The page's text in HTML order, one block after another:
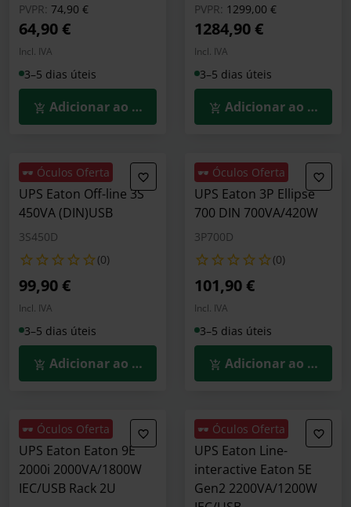
PVPR: Preço reduzido de
74,90 €para
64,90 €
Incl. IVA
3–5 dias úteis
Adicionar ao Carrinho
PVPR: Preço reduzido de
1299,00 €para
1284,90 €
Incl. IVA
3–5 dias úteis
Adicionar ao
🕶️ Óculos Oferta
UPS Eaton Off-line 3S
450VA (DIN)USB
3S450D
(0)
99,90 €
Incl. IVA
3–5 dias úteis
Adicionar ao Carrinho
🕶️ Óculos Oferta
UPS Eaton 3P Ellipse
700 DIN 700VA/420W
3P700D
(0)
101,90 €
Incl. IVA
3–5 dias úteis
Adicionar ao
🕶️ Óculos Oferta
UPS Eaton Eaton 9E
2000i 2000VA/1800W
IEC/USB Rack 2U
🕶️ Óculos Oferta
UPS Eaton Line-
interactive Eaton 5E
Gen2 2200VA/1200W